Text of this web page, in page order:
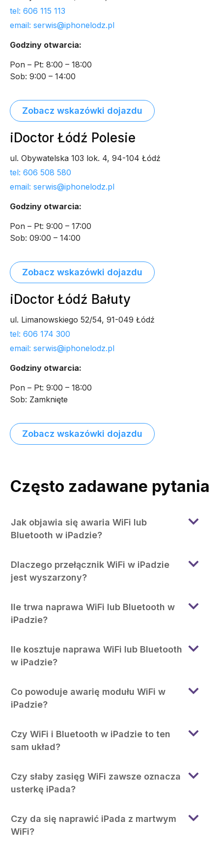
tel: 606 115 113
email: serwis@iphonelodz.pl
Godziny otwarcia:
Pon – Pt: 8:00 – 18:00
Sob: 9:00 – 14:00
Zobacz wskazówki dojazdu
iDoctor Łódź Polesie
ul. Obywatelska 103 lok. 4, 94-104 Łódź
tel: 606 508 580
email: serwis@iphonelodz.pl
Godziny otwarcia:
Pon – Pt: 9:00 – 17:00
Sob: 09:00 – 14:00
Zobacz wskazówki dojazdu
iDoctor Łódź Bałuty
ul. Limanowskiego 52/54, 91-049 Łódź
tel: 606 174 300
email: serwis@iphonelodz.pl
Godziny otwarcia:
Pon – Pt: 9:00 – 18:00
Sob: Zamknięte
Zobacz wskazówki dojazdu
Często zadawane pytania
Jak objawia się awaria WiFi lub
Bluetooth w iPadzie?
Dlaczego przełącznik WiFi w iPadzie
jest wyszarzony?
Ile trwa naprawa WiFi lub Bluetooth w
iPadzie?
Ile kosztuje naprawa WiFi lub Bluetooth
w iPadzie?
Co powoduje awarię modułu WiFi w
iPadzie?
Czy WiFi i Bluetooth w iPadzie to ten
sam układ?
Czy słaby zasięg WiFi zawsze oznacza
usterkę iPada?
Czy da się naprawić iPada z martwym
WiFi?